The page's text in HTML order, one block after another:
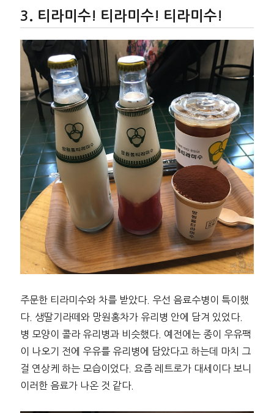
티라미수! 티라미수! 티라미수!
주문한 티라미수와 차를 받았다. 우선 음료수병이 특이했
다. 생딸기라떼와 망원홍차가 유리병 안에 담겨 있었다.
병 모양이 콜라 유리병과 비슷했다. 예전에는 종이 우유팩
이 나오기 전에 우유를 유리병에 담았다고 하는데 마치 그
걸 연상케 하는 모습이었다. 요즘 레트로가 대세이다 보니
이러한 음료가 나온 것 같다.